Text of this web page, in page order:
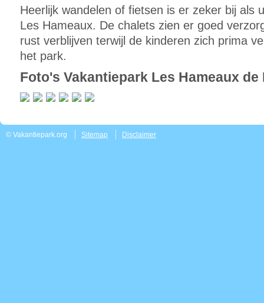
Heerlijk wandelen of fietsen is er zeker bij als
Les Hameaux. De chalets zien er goed
rust verblijven terwijl de kinderen zich prima
het park.
Foto's Vakantiepark Les Hameaux de
© Vakantiepark.org Sitemap Disclaimer